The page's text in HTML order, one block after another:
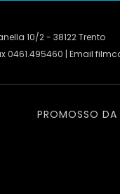
10/2 - 38122 Trento
0461.495460 | Email
PROMOSSO DA